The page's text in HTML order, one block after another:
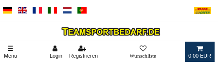
☰
Menü Login Registrieren 0,00 EUR